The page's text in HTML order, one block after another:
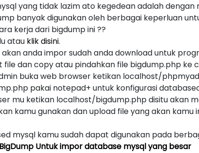
yang tidak lazim ato kegedean adalah
banyak digunakan oleh berbagai keperluan
kerja dari bigdump ini ??
atau klik disini.
anda impor sudah anda download untuk
dan copy atau pindahkan file bigdump.php ke
buka web browser ketikan localhost/
pakai notepad+ untuk konfigurasi
mu ketikan localhost/bigdump.php disitu akan
kamu gunakan dan upload file yang akan
mysql kamu sudah dapat digunakan pada
Untuk impor database mysql yang besar